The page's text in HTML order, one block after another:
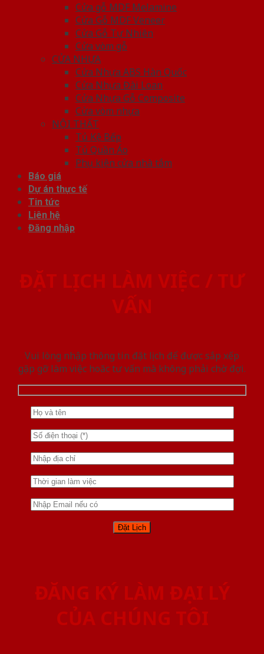
Cửa gỗ MDF Melamine
Cửa Gỗ MDF Veneer
Cửa Gỗ Tự Nhiên
Cửa vòm gỗ
CỬA NHỰA
Cửa Nhựa ABS Hàn Quốc
Cửa Nhựa Đài Loan
Cửa Nhựa Gỗ Composite
Cửa vòm nhựa
NỘI THẤT
Tủ Kệ Bếp
Tủ Quần Áo
Phụ kiện cửa nhà tắm
Báo giá
Dự án thực tế
Tin tức
Liên hệ
Đăng nhập
ĐẶT LỊCH LÀM VIỆC / TƯ
VẤN
Vui lòng nhập thông tin đặt lịch để được sắp xếp
gặp gỡ làm việc hoăc tư vấn mà không phải chờ đợi.
ĐĂNG KÝ LÀM ĐẠI LÝ
CỦA CHÚNG TÔI